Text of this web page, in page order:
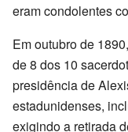
eram condolentes
Em outubro de
de 8 dos 10
presidência de
estadunidenses,
exigindo a retirada